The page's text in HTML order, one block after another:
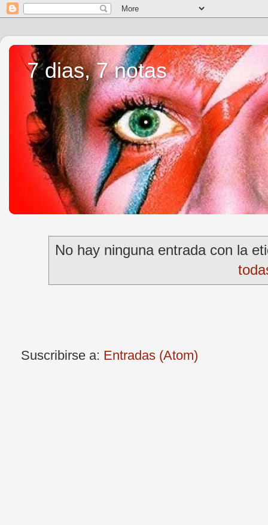
7 dias, 7 notas
No hay ninguna entrada con la
Suscribirse a: Entradas (Atom)